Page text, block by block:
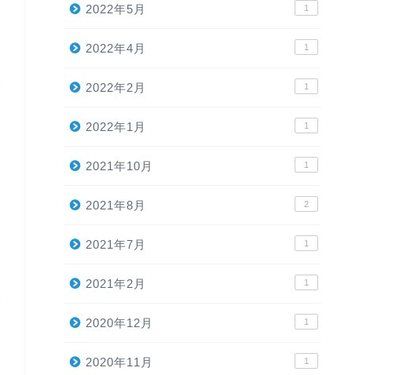
2022年5月 1
2022年4月 1
2022年2月 1
2022年1月 1
2021年10月 1
2021年8月 2
2021年7月 1
2021年2月 1
2020年12月 1
2020年11月 1